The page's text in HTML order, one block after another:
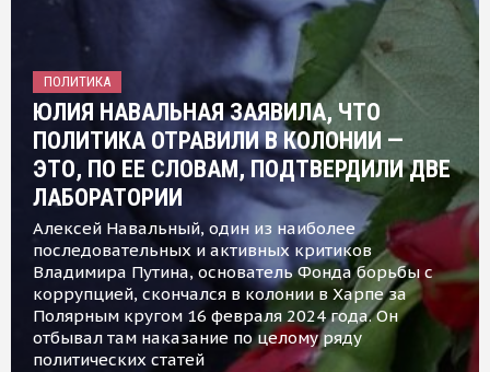
ПОЛИТИКА
ЮЛИЯ НАВАЛЬНАЯ ЗАЯВИЛА, ЧТО
ПОЛИТИКА ОТРАВИЛИ В КОЛОНИИ —
ЭТО, ПО ЕЕ СЛОВАМ, ПОДТВЕРДИЛИ ДВЕ
ЛАБОРАТОРИИ
Алексей Навальный, один из наиболее
последовательных и активных критиков
Владимира Путина, основатель Фонда борьбы с
коррупцией, скончался в колонии в Харпе за
Полярным кругом 16 февраля 2024 года. Он
отбывал там наказание по целому ряду
политических статей